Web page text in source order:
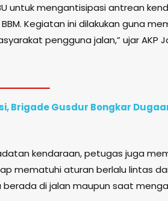
untuk mengantisipasi antrean
Kegiatan ini dilakukan guna
pengguna jalan,” ujar AKP
Brigade Gusdur Bongkar
kendaraan, petugas juga
mematuhi aturan berlalu lintas
di jalan maupun saat